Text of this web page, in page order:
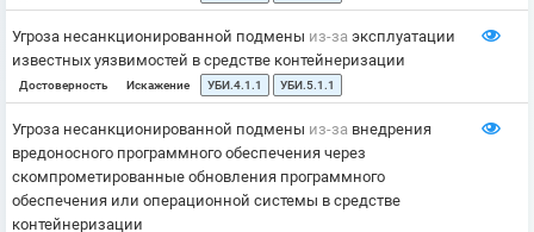
Угроза несанкционированной подмены из-за эксплуатации
известных уязвимостей в средстве контейнеризации
Достоверность Искажение УБИ.4.1.1 УБИ.5.1.1
Угроза несанкционированной подмены из-за внедрения
вредоносного программного обеспечения через
скомпрометированные обновления программного
обеспечения или операционной системы в средстве
контейнеризации